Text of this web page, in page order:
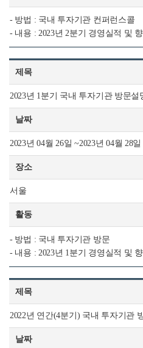
- 방법 : 국내 투자기관 컨퍼런스콜
- 내용 : 2023년 2분기 경영실적 및
제목
2023년 1분기 국내 투자기관 방문설
날짜
2023년 04월 26일 ~2023년 04월 28일
장소
서울
활동
- 방법 : 국내 투자기관 방문
- 내용 : 2023년 1분기 경영실적 및
제목
2022년 연간(4분기) 국내 투자기관
날짜